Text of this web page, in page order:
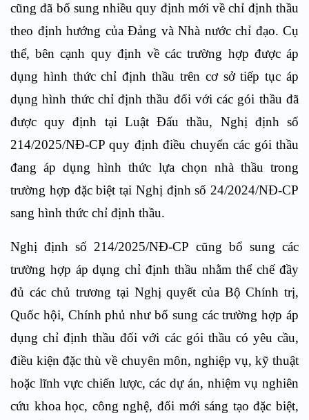
cũng đã bổ sung nhiều quy định mới về chỉ định thầu
theo định hướng của Đảng và Nhà nước chỉ đạo. Cụ
thể, bên cạnh quy định về các trường hợp được áp
dụng hình thức chỉ định thầu trên cơ sở tiếp tục áp
dụng hình thức chỉ định thầu đối với các gói thầu đã
được quy định tại Luật Đấu thầu, Nghị định số
214/2025/NĐ-CP quy định điều chuyển các gói thầu
đang áp dụng hình thức lựa chọn nhà thầu trong
trường hợp đặc biệt tại Nghị định số 24/2024/NĐ-CP
sang hình thức chỉ định thầu.
Nghị định số 214/2025/NĐ-CP cũng bổ sung các
trường hợp áp dụng chỉ định thầu nhằm thể chế đầy
đủ các chủ trương tại Nghị quyết của Bộ Chính trị,
Quốc hội, Chính phủ như bổ sung các trường hợp áp
dụng chỉ định thầu đối với các gói thầu có yêu cầu,
điều kiện đặc thù về chuyên môn, nghiệp vụ, kỹ thuật
hoặc lĩnh vực chiến lược, các dự án, nhiệm vụ nghiên
cứu khoa học, công nghệ, đổi mới sáng tạo đặc biệt,